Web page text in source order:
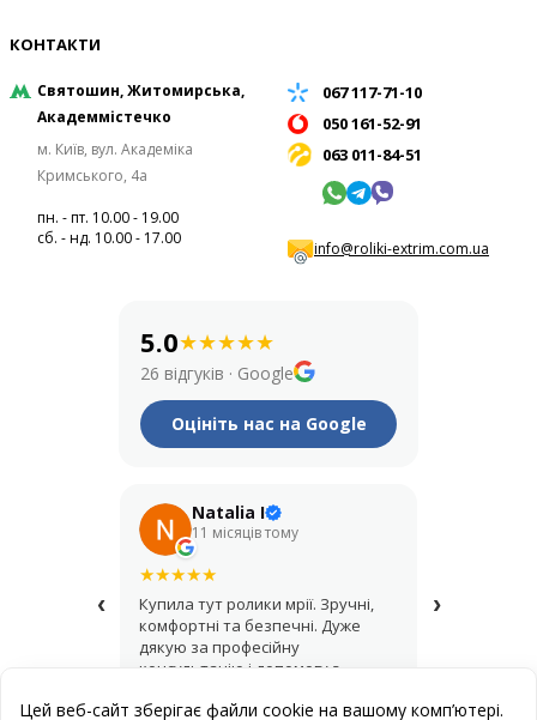
КОНТАКТИ
Святошин, Житомирська,
Академмістечко
м. Київ, вул. Академіка
Кримського, 4а
пн. - пт. 10.00 - 19.00
сб. - нд. 10.00 - 17.00
067 117-71-10
050 161-52-91
063 011-84-51
info@roliki-extrim.com.ua
5.0★★★★★
26 відгуків · Google
Оцініть нас на Google
‹
Natalia I
11 місяців тому
★★★★★
Купила тут ролики мрії. Зручні,
комфортні та безпечні. Дуже
дякую за професійну
консультацію і допомогу з
›
Цей веб-сайт зберігає файли cookie на вашому комп’ютері.